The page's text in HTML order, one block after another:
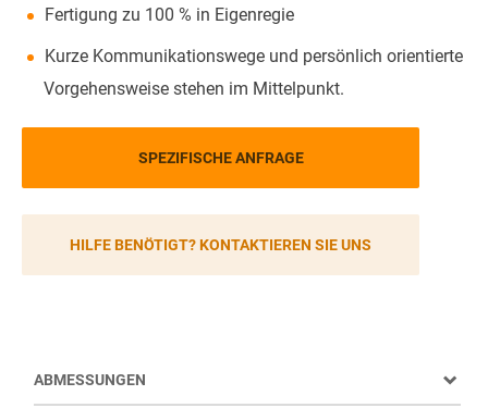
Fertigung zu 100 % in Eigenregie
Kurze Kommunikationswege und persönlich orientierte
Vorgehensweise stehen im Mittelpunkt.
SPEZIFISCHE ANFRAGE
HILFE BENÖTIGT? KONTAKTIEREN SIE UNS
ABMESSUNGEN